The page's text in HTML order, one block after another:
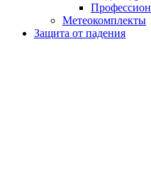
Метеокомплекты
Защита от падения